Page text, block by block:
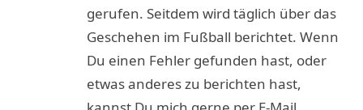
gerufen. Seitdem wird täglich über das
Geschehen im Fußball berichtet. Wenn
Du einen Fehler gefunden hast, oder
etwas anderes zu berichten hast,